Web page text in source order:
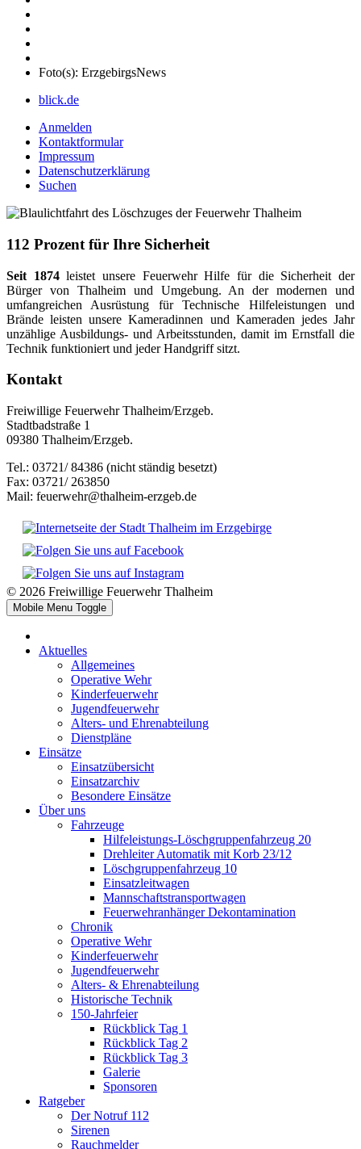
Foto(s): ErzgebirgsNews
blick.de
Anmelden
Kontaktformular
Impressum
Datenschutzerklärung
Suchen
112 Prozent für Ihre Sicherheit
Seit 1874leistet unsere Feuerwehr Hilfe für die Sicherheit der
Bürger von Thalheim und Umgebung. An der modernen und
umfangreichen Ausrüstung für Technische Hilfeleistungen und
Brände leisten unsere Kameradinnen und Kameraden jedes Jahr
unzählige Ausbildungs- und Arbeitsstunden, damit im Ernstfall die
Technik funktioniert und jeder Handgriff sitzt.
Kontakt
Freiwillige Feuerwehr Thalheim/Erzgeb.
Stadtbadstraße 1
09380 Thalheim/Erzgeb.
Tel.: 03721/ 84386 (nicht ständig besetzt)
Fax: 03721/ 263850
Mail: feuerwehr@thalheim-erzgeb.de
© 2026 Freiwillige Feuerwehr Thalheim
Mobile Menu Toggle
Aktuelles
Allgemeines
Operative Wehr
Kinderfeuerwehr
Jugendfeuerwehr
Alters- und Ehrenabteilung
Dienstpläne
Einsätze
Einsatzübersicht
Einsatzarchiv
Besondere Einsätze
Über uns
Fahrzeuge
Hilfeleistungs-Löschgruppenfahrzeug 20
Drehleiter Automatik mit Korb 23/12
Löschgruppenfahrzeug 10
Einsatzleitwagen
Mannschaftstransportwagen
Feuerwehranhänger Dekontamination
Chronik
Operative Wehr
Kinderfeuerwehr
Jugendfeuerwehr
Alters- & Ehrenabteilung
Historische Technik
150-Jahrfeier
Rückblick Tag 1
Rückblick Tag 2
Rückblick Tag 3
Galerie
Sponsoren
Ratgeber
Der Notruf 112
Sirenen
Rauchmelder